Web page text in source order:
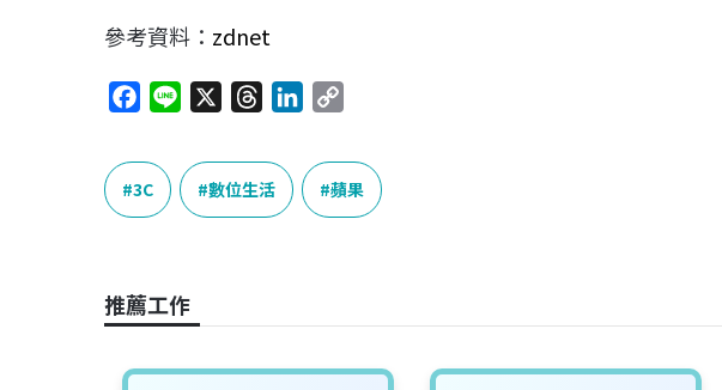
參考資料： zdnet
c
e
b
k
n
e
r
e
a
n
k
e
p
y
L
3C 數位生活 蘋果
推薦工作